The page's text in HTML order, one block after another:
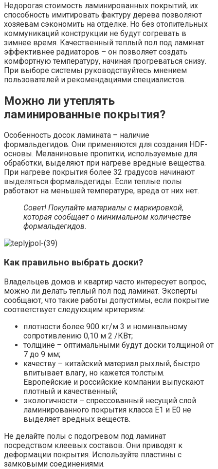
Недорогая стоимость ламинированных покрытий, их
способность имитировать фактуру дерева позволяют
хозяевам сэкономить на отделке. Но без отопительных
коммуникаций конструкции не будут согревать в
зимнее время. Качественный теплый пол под ламинат
эффективнее радиаторов – он позволяет создать
комфортную температуру, начиная прогреваться снизу.
При выборе системы руководствуйтесь мнением
пользователей и рекомендациями специалистов.
Можно ли утеплять
ламинированные покрытия?
Особенность досок ламината – наличие
формальдегидов. Они применяются для создания HDF-
основы. Меланиновые пропитки, используемые для
обработки, выделяют при нагреве вредные вещества.
При нагреве покрытия более 32 градусов начинают
выделяться формальдегиды. Если теплые полы
работают на меньшей температуре, вреда от них нет.
Совет! Покупайте материалы с маркировкой,
которая сообщает о минимальном количестве
формальдегидов.
Как правильно выбрать доски?
Владельцев домов и квартир часто интересует вопрос,
можно ли делать теплый пол под ламинат. Эксперты
сообщают, что такие работы допустимы, если покрытие
соответствует следующим критериям:
плотности более 900 кг/м 3 и номинальному
сопротивлению 0,10 м 2 /КВт;
толщине – оптимальными будут доски толщиной от
7 до 9 мм;
качеству – китайский материал рыхлый, быстро
впитывает влагу, но кажется толстым.
Европейские и российские компании выпускают
плотный и качественный;
экологичности – спрессованный несущий слой
ламинированного покрытия класса Е1 и Е0 не
выделяет вредных веществ.
Не делайте полы с подогревом под ламинат
посредством клеевых составов. Они приводят к
деформации покрытия. Используйте пластины с
замковыми соединениями.